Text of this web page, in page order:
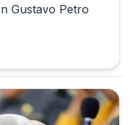
Gustavo Petro